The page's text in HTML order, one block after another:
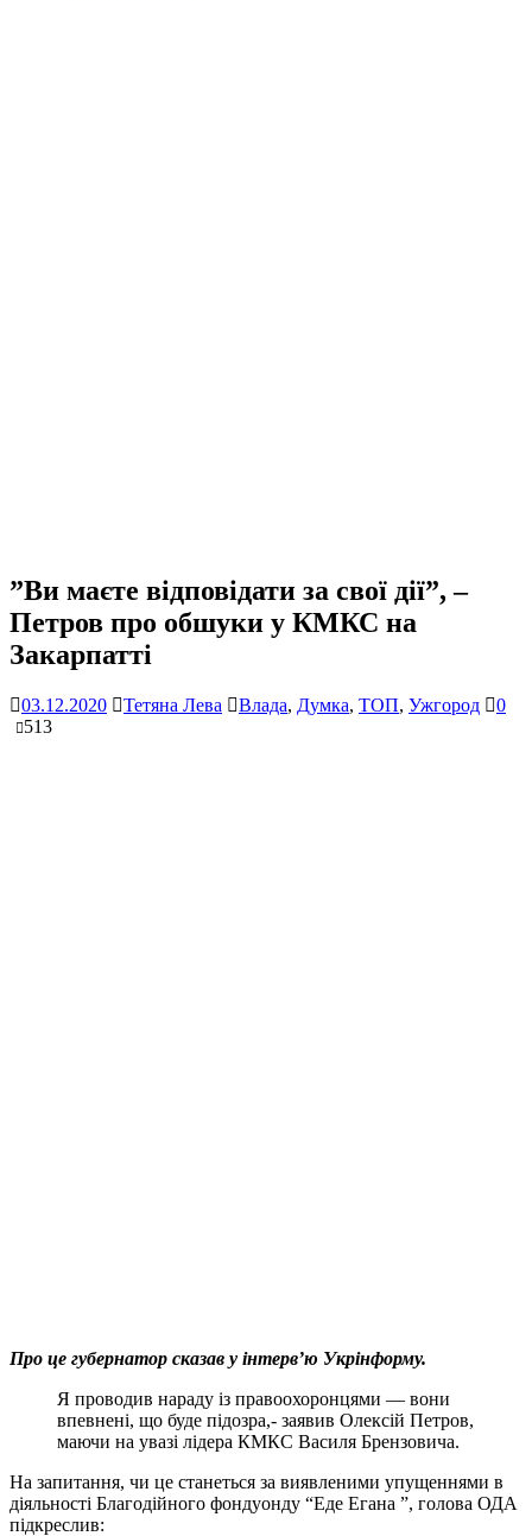
”Ви маєте відповідати за свої дії”, –
Петров про обшуки у КМКС на
Закарпатті
03.12.2020 Тетяна Лева Влада, Думка, ТОП, Ужгород
0
513
Про це губернатор сказав у інтерв’ю Укрінформу.
Я проводив нараду із правоохоронцями — вони
впевнені, що буде підозра,- заявив Олексій Петров,
маючи на увазі лідера КМКС Василя Брензовича.
На запитання, чи це станеться за виявленими упущеннями в
діяльності Благодійного фондуонду “Еде Егана ”, голова ОДА
підкреслив: